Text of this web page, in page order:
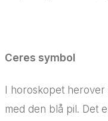
Ceres symbol
I horoskopet herover
med den blå pil. Det